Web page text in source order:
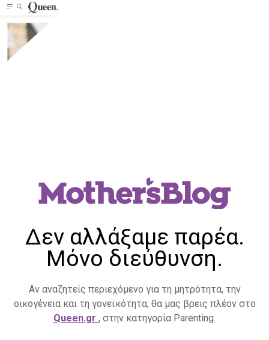
Δεν αλλάξαμε παρέα.
Μόνο διεύθυνση.
Αν αναζητείς περιεχόμενο για τη μητρότητα, την
οικογένεια και τη γονεϊκότητα, θα μας βρεις πλέον στο
Queen.gr , στην κατηγορία Parenting.